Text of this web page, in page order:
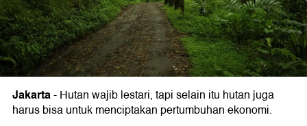
Jakarta-Hutan wajib lestari, tapi selain itu hutan juga
harus bisa untuk menciptakan pertumbuhan ekonomi.